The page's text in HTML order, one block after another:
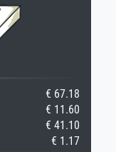
€ 67.18
€ 11.60
€ 41.10
€ 1.17